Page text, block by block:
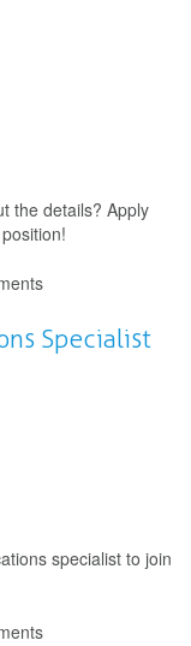
the details? Apply
Specialist
specialist to join